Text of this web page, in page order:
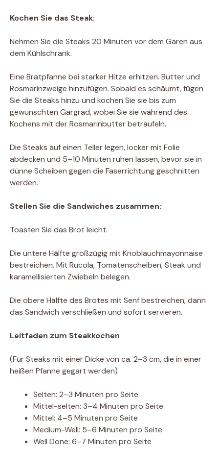
Kochen Sie das Steak:
Nehmen Sie die Steaks 20 Minuten vor dem Garen aus
dem Kühlschrank.
Eine Bratpfanne bei starker Hitze erhitzen. Butter und
Rosmarinzweige hinzufügen. Sobald es schäumt, fügen
Sie die Steaks hinzu und kochen Sie sie bis zum
gewünschten Gargrad, wobei Sie sie während des
Kochens mit der Rosmarinbutter beträufeln.
Die Steaks auf einen Teller legen, locker mit Folie
abdecken und 5–10 Minuten ruhen lassen, bevor sie in
dünne Scheiben gegen die Faserrichtung geschnitten
werden.
Stellen Sie die Sandwiches zusammen:
Toasten Sie das Brot leicht.
Die untere Hälfte großzügig mit Knoblauchmayonnaise
bestreichen. Mit Rucola, Tomatenscheiben, Steak und
karamellisierten Zwiebeln belegen.
Die obere Hälfte des Brotes mit Senf bestreichen, dann
das Sandwich verschließen und sofort servieren.
Leitfaden zum Steakkochen
(Für Steaks mit einer Dicke von ca. 2–3 cm, die in einer
heißen Pfanne gegart werden)
Selten: 2–3 Minuten pro Seite
Mittel-selten: 3–4 Minuten pro Seite
Mittel: 4–5 Minuten pro Seite
Medium-Well: 5–6 Minuten pro Seite
Well Done: 6–7 Minuten pro Seite